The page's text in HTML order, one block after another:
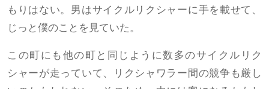
もりはない。男はサイクルリクシャーに手を載せて、
じっと僕のことを見ていた。
この町にも他の町と同じように数多のサイクルリク
シャーが走っていて、リクシャワラー間の競争も厳し